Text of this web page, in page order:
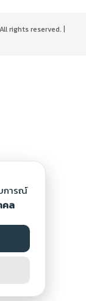
rights reserved. |
การณ์
คล